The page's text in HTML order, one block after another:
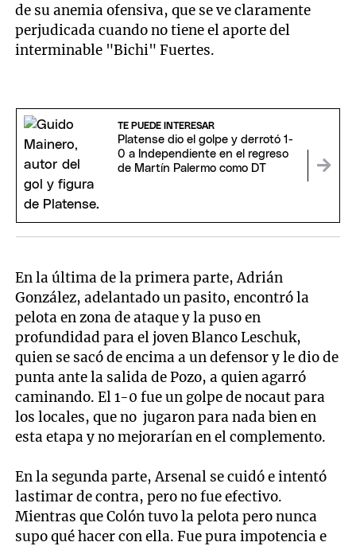
de su anemia ofensiva, que se ve claramente
perjudicada cuando no tiene el aporte del
interminable "Bichi" Fuertes.
TE PUEDE INTERESAR
Platense dio el golpe y derrotó 1-
0 a Independiente en el regreso
de Martín Palermo como DT
En la última de la primera parte, Adrián
González, adelantado un pasito, encontró la
pelota en zona de ataque y la puso en
profundidad para el joven Blanco Leschuk,
quien se sacó de encima a un defensor y le dio de
punta ante la salida de Pozo, a quien agarró
caminando. El 1-0 fue un golpe de nocaut para
los locales, que no jugaron para nada bien en
esta etapa y no mejorarían en el complemento.
En la segunda parte, Arsenal se cuidó e intentó
lastimar de contra, pero no fue efectivo.
Mientras que Colón tuvo la pelota pero nunca
supo qué hacer con ella. Fue pura impotencia e